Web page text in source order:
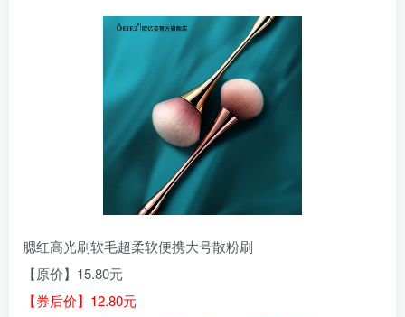
腮红高光刷软毛超柔软便携大号散粉刷
【原价】15.80元
【券后价】12.80元